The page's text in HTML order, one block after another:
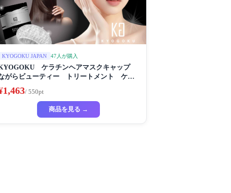
KYOGOKU JAPAN 47人が購入
ケラチンヘアマスクキャップ
がらビューティー トリートメント ケラ
ン 保湿
/ 550pt
商品を見る →